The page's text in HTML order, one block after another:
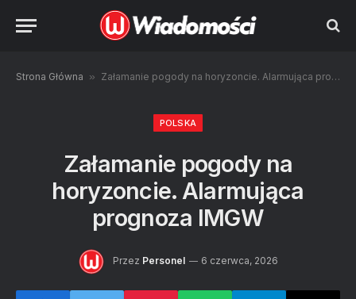
Strona Główna » Załamanie pogody na horyzoncie. Alarmująca prognoza IMGW
POLSKA
Załamanie pogody na
horyzoncie. Alarmująca
prognoza IMGW
Przez Personel 6 czerwca, 2026